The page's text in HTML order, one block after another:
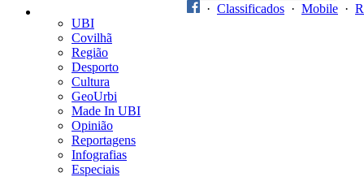
· Classificados · Mobile ·
UBI
Covilhã
Região
Desporto
Cultura
GeoUrbi
Made In UBI
Opinião
Reportagens
Infografias
Especiais